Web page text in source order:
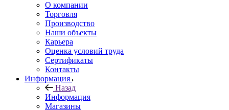
О компании
Торговля
Производство
Наши объекты
Карьера
Оценка условий труда
Сертификаты
Контакты
Информация
Назад
Информация
Магазины